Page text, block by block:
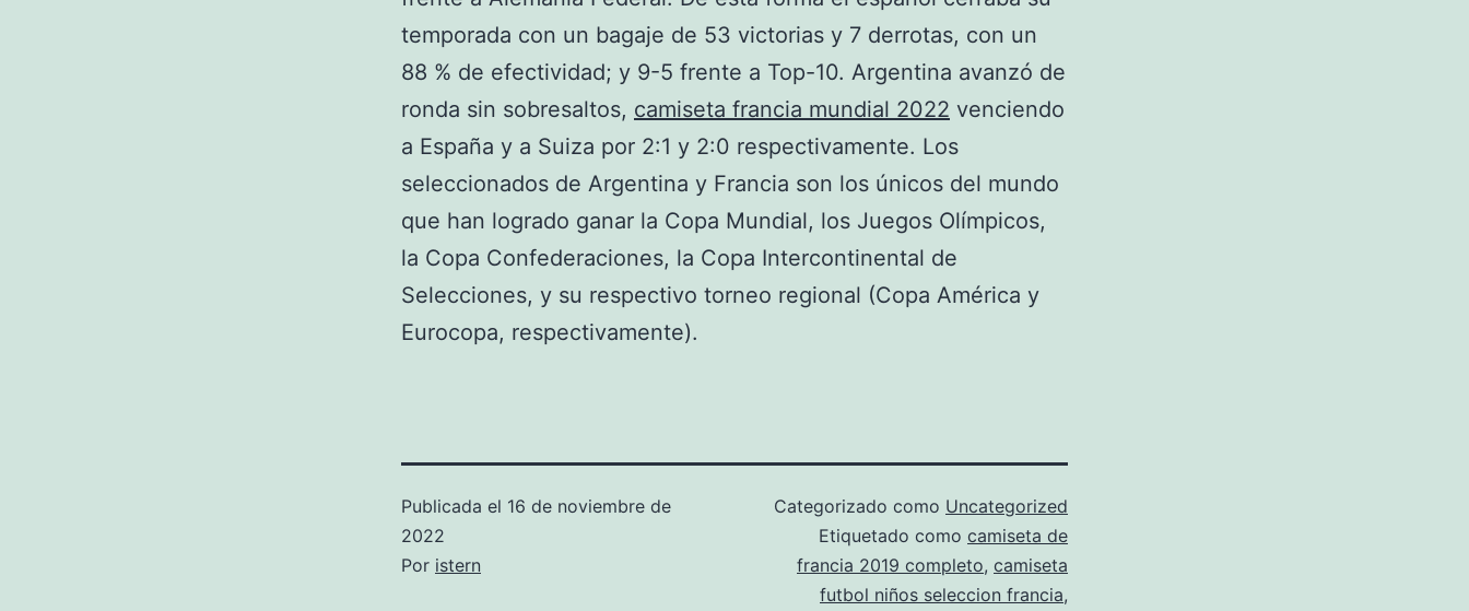
temporada con un bagaje de 53 victorias y 7 derrotas, con un
88 % de efectividad; y 9-5 frente a Top-10. Argentina avanzó de
ronda sin sobresaltos, camiseta francia mundial 2022 venciendo
a España y a Suiza por 2:1 y 2:0 respectivamente. Los
seleccionados de Argentina y Francia son los únicos del mundo
que han logrado ganar la Copa Mundial, los Juegos Olímpicos,
la Copa Confederaciones, la Copa Intercontinental de
Selecciones, y su respectivo torneo regional (Copa América y
Eurocopa, respectivamente).
Publicada el 16 de noviembre de
2022
Por istern
Categorizado como Uncategorized
Etiquetado como camiseta de
francia 2019 completo, camiseta
futbol niños seleccion francia,